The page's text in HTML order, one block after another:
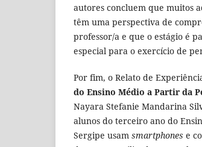
autores concluem que muitos
têm uma perspectiva de
professor/a e que o estágio é
especial para o exercício de
Por fim, o Relato de
do Ensino Médio a Partir da
Nayara Stefanie Mandarina
alunos do terceiro ano do
Sergipe usam smartphones e